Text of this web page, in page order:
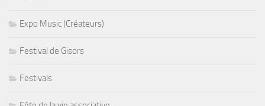
Expo Music (Créateurs)
Festival de Gisors
Festivals